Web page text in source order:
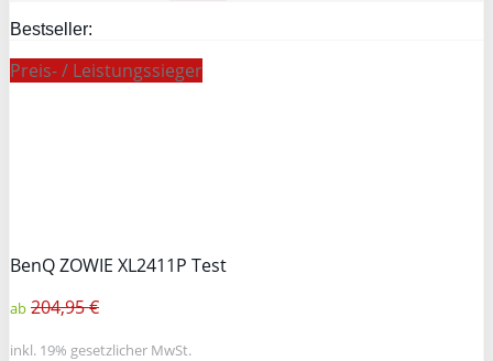
Bestseller:
Preis- / Leistungssieger
BenQ ZOWIE XL2411P Test
ab 204,95 €
inkl. 19% gesetzlicher MwSt.